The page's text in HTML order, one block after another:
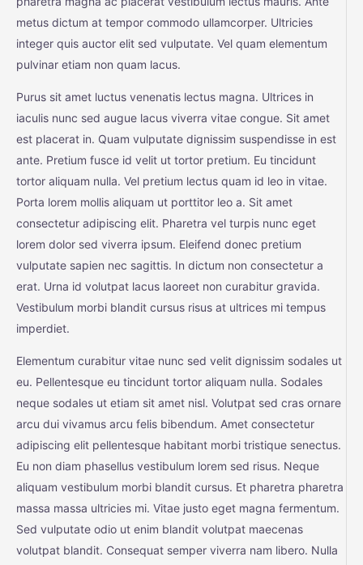
metus dictum at tempor commodo ullamcorper. Ultricies
integer quis auctor elit sed vulputate. Vel quam elementum
pulvinar etiam non quam lacus.
Purus sit amet luctus venenatis lectus magna. Ultrices in
iaculis nunc sed augue lacus viverra vitae congue. Sit amet
est placerat in. Quam vulputate dignissim suspendisse in est
ante. Pretium fusce id velit ut tortor pretium. Eu tincidunt
tortor aliquam nulla. Vel pretium lectus quam id leo in vitae.
Porta lorem mollis aliquam ut porttitor leo a. Sit amet
consectetur adipiscing elit. Pharetra vel turpis nunc eget
lorem dolor sed viverra ipsum. Eleifend donec pretium
vulputate sapien nec sagittis. In dictum non consectetur a
erat. Urna id volutpat lacus laoreet non curabitur gravida.
Vestibulum morbi blandit cursus risus at ultrices mi tempus
imperdiet.
Elementum curabitur vitae nunc sed velit dignissim sodales ut
eu. Pellentesque eu tincidunt tortor aliquam nulla. Sodales
neque sodales ut etiam sit amet nisl. Volutpat sed cras ornare
arcu dui vivamus arcu felis bibendum. Amet consectetur
adipiscing elit pellentesque habitant morbi tristique senectus.
Eu non diam phasellus vestibulum lorem sed risus. Neque
aliquam vestibulum morbi blandit cursus. Et pharetra pharetra
massa massa ultricies mi. Vitae justo eget magna fermentum.
Sed vulputate odio ut enim blandit volutpat maecenas
volutpat blandit. Consequat semper viverra nam libero. Nulla